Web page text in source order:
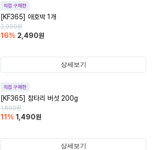
직접 구매한
[KF365] 애호박 1개
2,990원
16% 2,490원
상세보기
직접 구매한
[KF365] 참타리 버섯 200g
1,690원
11 % 1,490원
상세보기